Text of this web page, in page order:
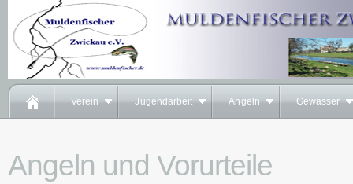
Verein Jugendarbeit Angeln Gewässer
Angeln und Vorurteile